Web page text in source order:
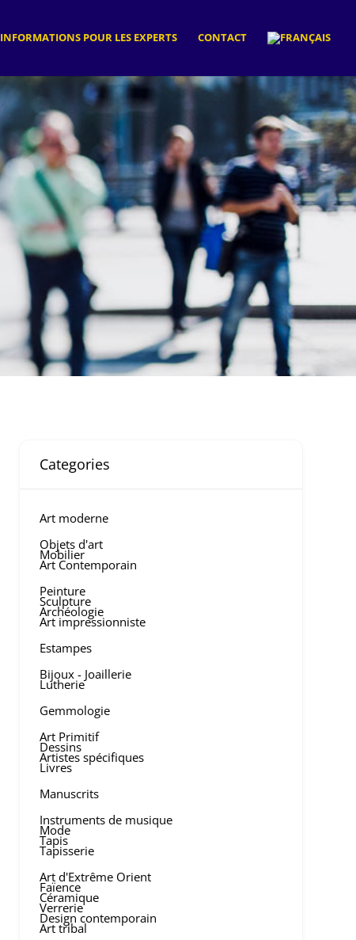
INFORMATIONS POUR LES EXPERTS CONTACT
Categories
Art moderne
Objets d'art
Mobilier
Art Contemporain
Peinture
Sculpture
Archéologie
Art impressionniste
Estampes
Bijoux - Joaillerie
Lutherie
Gemmologie
Art Primitif
Dessins
Artistes spécifiques
Livres
Manuscrits
Instruments de musique
Mode
Tapis
Tapisserie
Art d'Extrême Orient
Faïence
Céramique
Verrerie
Design contemporain
Art tribal